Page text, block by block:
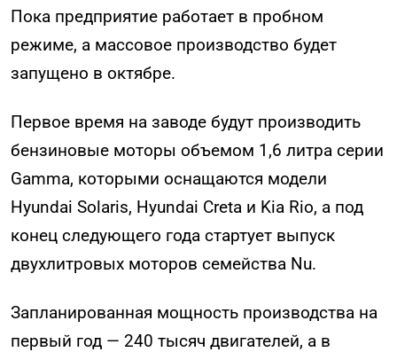
Пока предприятие работает в пробном
режиме, а массовое производство будет
запущено в октябре.
Первое время на заводе будут производить
бензиновые моторы объемом 1,6 литра серии
Gamma, которыми оснащаются модели
Hyundai Solaris, Hyundai Creta и Kia Rio, а под
конец следующего года стартует выпуск
двухлитровых моторов семейства Nu.
Запланированная мощность производства на
первый год — 240 тысяч двигателей, а в